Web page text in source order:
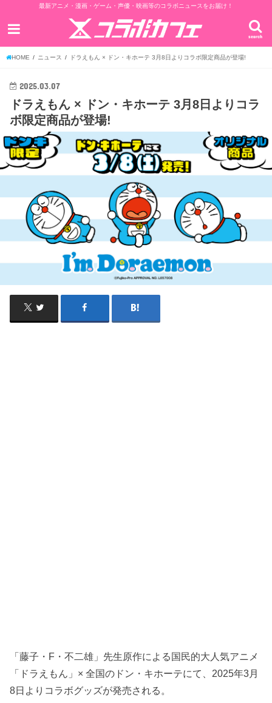
最新アニメ・漫画・ゲーム・声優・映画等のコラボニュースをお届け！
search
HOME ニュース ドラえもん × ドン・キホーテ 3月8日よりコラボ限定商品が登場!
2025.03.07
ドラえもん × ドン・キホーテ 3月8日よりコラ
ボ限定商品が登場!
「藤子・F・不二雄」先生原作による国民的大人気アニメ
「ドラえもん」× 全国のドン・キホーテにて、2025年3月
8日よりコラボグッズが発売される。